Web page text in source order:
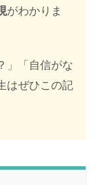
がわかりま
」「自信がな
はぜひこの記